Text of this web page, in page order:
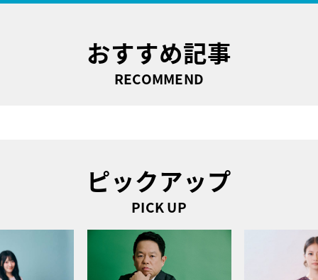
おすすめ記事
RECOMMEND
ピックアップ
PICK UP